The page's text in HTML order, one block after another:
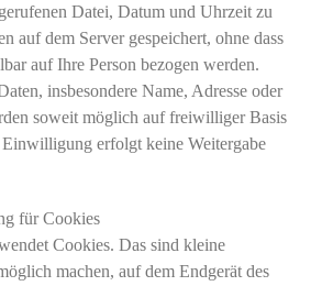
Datei, Datum und Uhrzeit zu
auf dem Server gespeichert, ohne dass
auf Ihre Person bezogen werden.
insbesondere Name, Adresse oder
soweit möglich auf freiwilliger Basis
erfolgt keine Weitergabe
für Cookies
Cookies. Das sind kleine
machen, auf dem Endgerät des